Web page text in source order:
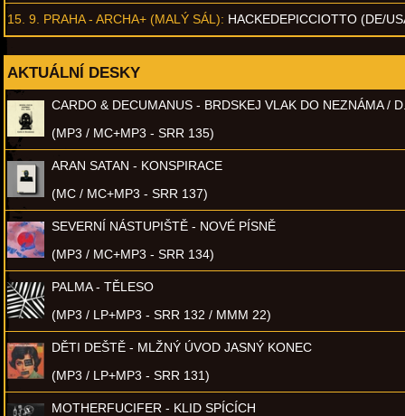
15. 9. PRAHA - ARCHA+ (MALÝ SÁL): HACKEDEPICCIOTTO (DE/
AKTUÁLNÍ DESKY
CARDO & DECUMANUS - BRDSKEJ VLAK DO NEZNÁMA /
(MP3 / MC+MP3 - SRR 135)
ARAN SATAN - KONSPIRACE
(MC / MC+MP3 - SRR 137)
SEVERNÍ NÁSTUPIŠTĚ - NOVÉ PÍSNĚ
(MP3 / MC+MP3 - SRR 134)
PALMA - TĚLESO
(MP3 / LP+MP3 - SRR 132 / MMM 22)
DĚTI DEŠTĚ - MLŽNÝ ÚVOD JASNÝ KONEC
(MP3 / LP+MP3 - SRR 131)
MOTHERFUCIFER - KLID SPÍCÍCH